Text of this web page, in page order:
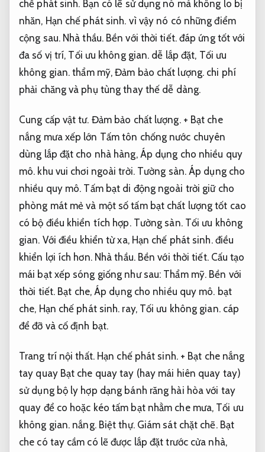
chế phát sinh. Bạn có lẽ sử dụng nó mà không lo bị
nhăn, Hạn chế phát sinh. vì vậy nó có những điểm
cộng sau. Nhà thầu. Bền với thời tiết.đáp ứng tốt với
đa số vị trí, Tối ưu không gian. dễ lắp đặt, Tối ưu
không gian. thẩm mỹ,Đảm bảo chất lượng. chi phí
phải chăng và phụ tùng thay thế dễ dàng.
Cung cấp vật tư. Đảm bảo chất lượng.+ Bạt che
nắng mưa xếp lớn Tấm tôn chống nước chuyên
dùng lắp đặt cho nhà hàng, Áp dụng cho nhiều quy
mô. khu vui chơi ngoài trời. Tường sàn. Áp dụng cho
nhiều quy mô. Tấm bạt di động ngoài trời giữ cho
phòng mát mẻ và một số tấm bạt chất lượng tốt cao
có bộ điều khiển tích hợp. Tường sàn. Tối ưu không
gian. Với điều khiển từ xa, Hạn chế phát sinh.điều
khiển lợi ích hơn. Nhà thầu. Bền với thời tiết.Cấu tạo
mái bạt xếp sóng giống như sau: Thẩm mỹ. Bền với
thời tiết. Bạt che, Áp dụng cho nhiều quy mô. bạt
che, Hạn chế phát sinh. ray, Tối ưu không gian.cáp
để đỡ và cố định bạt.
Trang trí nội thất. Hạn chế phát sinh.+ Bạt che nắng
tay quay Bạt che quay tay (hay mái hiên quay tay)
sử dụng bộ ly hợp dạng bánh răng hài hòa với tay
quay để co hoặc kéo tấm bạt nhằm che mưa, Tối ưu
không gian. nắng. Biệt thự. Giám sát chặt chẽ.Bạt
che có tay cầm có lẽ được lắp đặt trước cửa nhà,